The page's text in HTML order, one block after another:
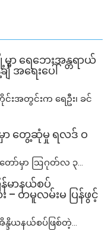
ရေဘေးအန္တရာယ်
အရေးပေါ်
းအတွင်းက ရေဦး၊ ခင်
မှာ တွေ့ဆုံမှု ရလဒ် ဝ
တော်မှာ ဩဂုတ်လ ၃...
မာနယ်စပ်
– တမူလမ်းမ ပြန်ဖွင့်
န္ဒိယနယ်စပ်ဖြစ်တဲ့...